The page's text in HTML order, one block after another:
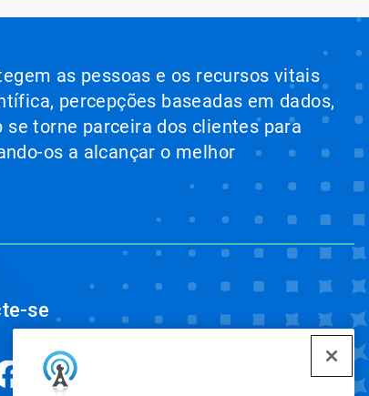
as pessoas e os recursos vitais
percepções baseadas em dados,
torne parceira dos clientes para
os a alcançar o melhor
se